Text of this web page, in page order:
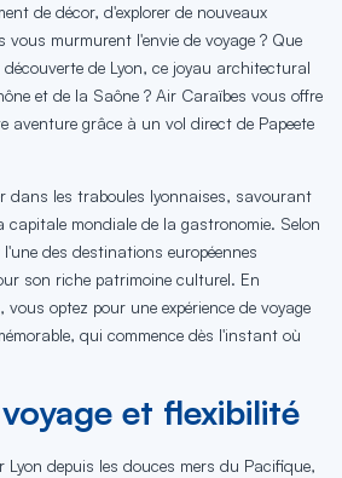
de décor, d'explorer de nouveaux
murmurent l'envie de voyage ? Que
de Lyon, ce joyau architectural
et de la Saône ? Air Caraïbes vous offre
aventure grâce à un vol direct de Papeete
dans les traboules lyonnaises, savourant
mondiale de la gastronomie. Selon
des destinations européennes
son riche patrimoine culturel. En
optez pour une expérience de voyage
qui commence dès l'instant où
et flexibilité
Lyon depuis les douces mers du Pacifique,